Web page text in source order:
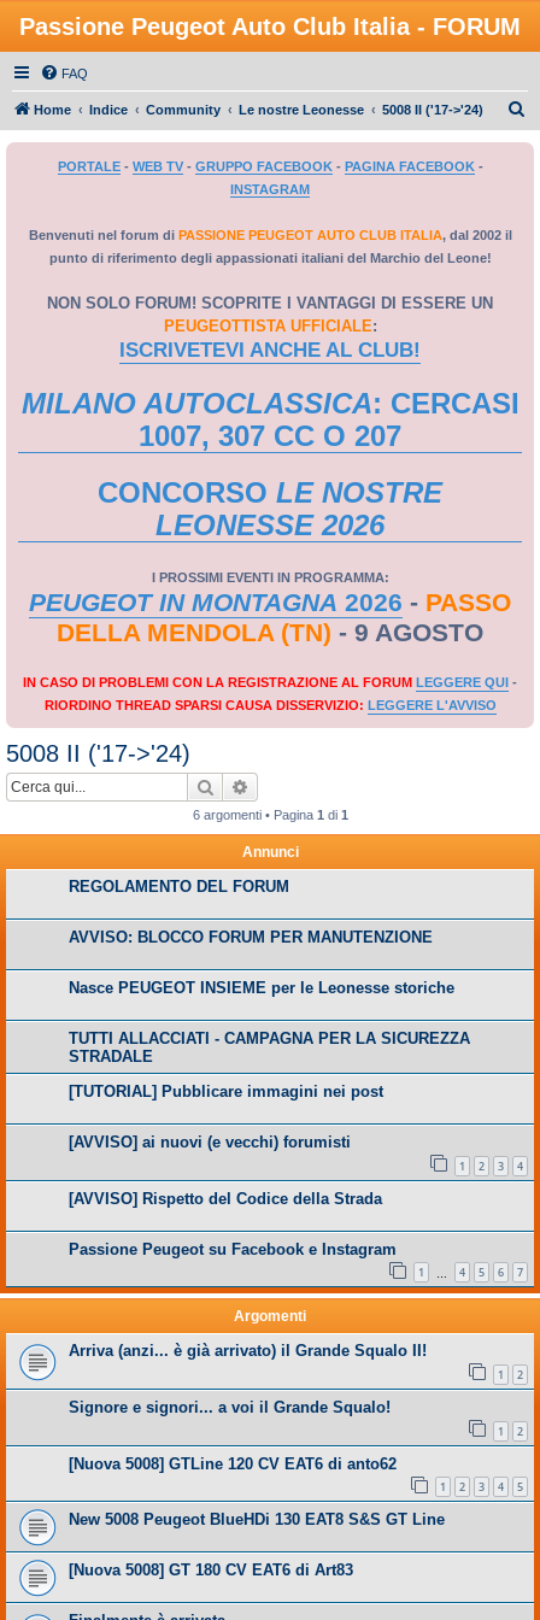
Passione Peugeot Auto Club Italia - FORUM
FAQ
Home Indice Community Le nostre Leonesse 5008 II ('17->'24)
PORTALE- WEB TV- GRUPPO FACEBOOK- PAGINA FACEBOOK-
INSTAGRAM
Benvenuti nel forum di PASSIONE PEUGEOT AUTO CLUB ITALIA, dal 2002 il
punto di riferimento degli appassionati italiani del Marchio del Leone!
NON SOLO FORUM! SCOPRITE I VANTAGGI DI ESSERE UN
PEUGEOTTISTA UFFICIALE:
ISCRIVETEVI ANCHE AL CLUB!
MILANO AUTOCLASSICA: CERCASI
1007, 307 CC O 207
CONCORSO LE NOSTRE
LEONESSE 2026
I PROSSIMI EVENTI IN PROGRAMMA:
PEUGEOT IN MONTAGNA 2026 - PASSO
DELLA MENDOLA (TN) - 9 AGOSTO
IN CASO DI PROBLEMI CON LA REGISTRAZIONE AL FORUM LEGGERE QUI -
RIORDINO THREAD SPARSI CAUSA DISSERVIZIO: LEGGERE L'AVVISO
5008 II ('17->'24)
Cerca
6 argomenti • Pagina 1 di 1
Annunci
REGOLAMENTO DEL FORUM
AVVISO: BLOCCO FORUM PER MANUTENZIONE
Nasce PEUGEOT INSIEME per le Leonesse storiche
TUTTI ALLACCIATI - CAMPAGNA PER LA SICUREZZA
STRADALE
[TUTORIAL] Pubblicare immagini nei post
[AVVISO] ai nuovi (e vecchi) forumisti
1 2 3 4
[AVVISO] Rispetto del Codice della Strada
Passione Peugeot su Facebook e Instagram
1 4 5 6 7
Argomenti
Arriva (anzi... è già arrivato) il Grande Squalo II!
1 2
Signore e signori... a voi il Grande Squalo!
1 2
[Nuova 5008] GTLine 120 CV EAT6 di anto62
1 2 3 4 5
New 5008 Peugeot BlueHDi 130 EAT8 S&S GT Line
[Nuova 5008] GT 180 CV EAT6 di Art83